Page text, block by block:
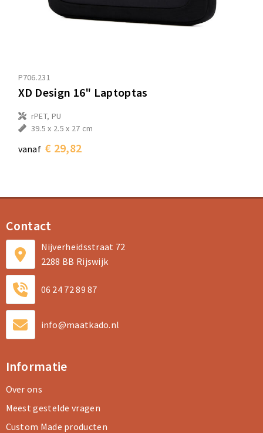
P706.231
XD Design 16" Laptoptas
rPET, PU
39.5 x 2.5 x 27 cm
vanaf € 29,82
Contact
Nijverheidsstraat 72
2288 BB Rijswijk
06 24 72 89 87
info@maatkado.nl
Informatie
Over ons
Meest gestelde vragen
Custom Made producten